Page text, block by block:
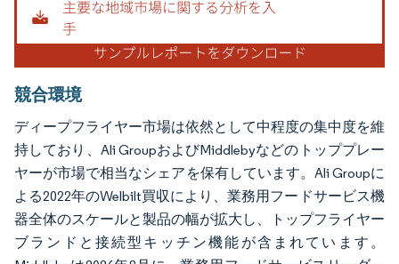
競合環境
ディープフライヤー市場は依然として中程度の集中度を維
持しており、Ali GroupおよびMiddlebyなどのトッププレー
ヤーが市場で相当なシェアを保有しています。Ali Groupに
よる2022年のWelbilt買収により、業務用フードサービス機
器全体のスケールと製品の幅が拡大し、トップフライヤー
ブランドと接続型キッチン機能が含まれています。